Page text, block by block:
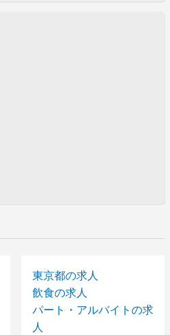
東京都の求人
飲食の求人
パート・アルバイトの求
人